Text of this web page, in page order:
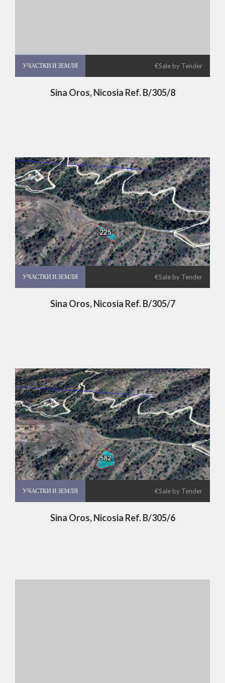
УЧАСТКИ И ЗЕМЛЯ
УЧАСТКИ И ЗЕМЛЯ €Sale by Tender
Sina Oros, Nicosia Ref. B/305/8
УЧАСТКИ И ЗЕМЛЯ
УЧАСТКИ И ЗЕМЛЯ €Sale by Tender
Sina Oros, Nicosia Ref. B/305/7
УЧАСТКИ И ЗЕМЛЯ
УЧАСТКИ И ЗЕМЛЯ €Sale by Tender
Sina Oros, Nicosia Ref. B/305/6